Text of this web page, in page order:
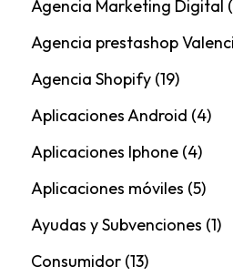
Agencia Marketing Digital
Agencia prestashop
Agencia Shopify(19)
Aplicaciones Android (4)
Aplicaciones Iphone(4)
Aplicaciones móviles (5)
Ayudas y Subvenciones (1)
Consumidor(13)